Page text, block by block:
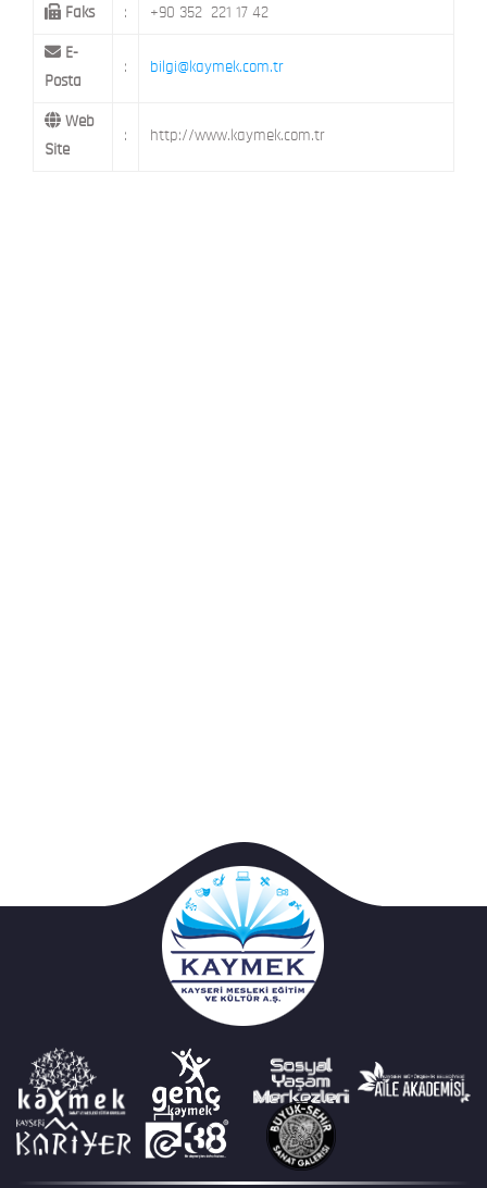
Faks : +90 352 221 17 42
E-
Posta
: bilgi@kaymek.com.tr
Web
Site
: http://www.kaymek.com.tr